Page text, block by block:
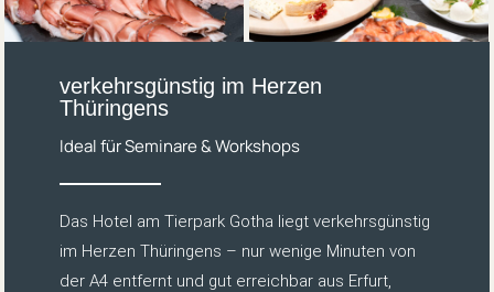
verkehrsgünstig im Herzen
Thüringens
Ideal für Seminare & Workshops
Das Hotel am Tierpark Gotha liegt verkehrsgünstig
im Herzen Thüringens – nur wenige Minuten von
der A4 entfernt und gut erreichbar aus Erfurt,